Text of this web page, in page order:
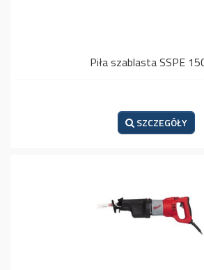
Piła szablasta SSPE
SZCZEGÓŁY